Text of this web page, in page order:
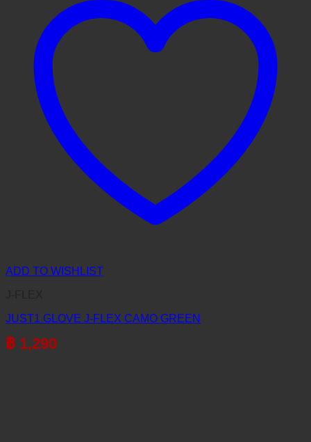
ADD TO WISHLIST
JUST1 GLOVE J-FLEX CAMO GREEN
฿ 1,290